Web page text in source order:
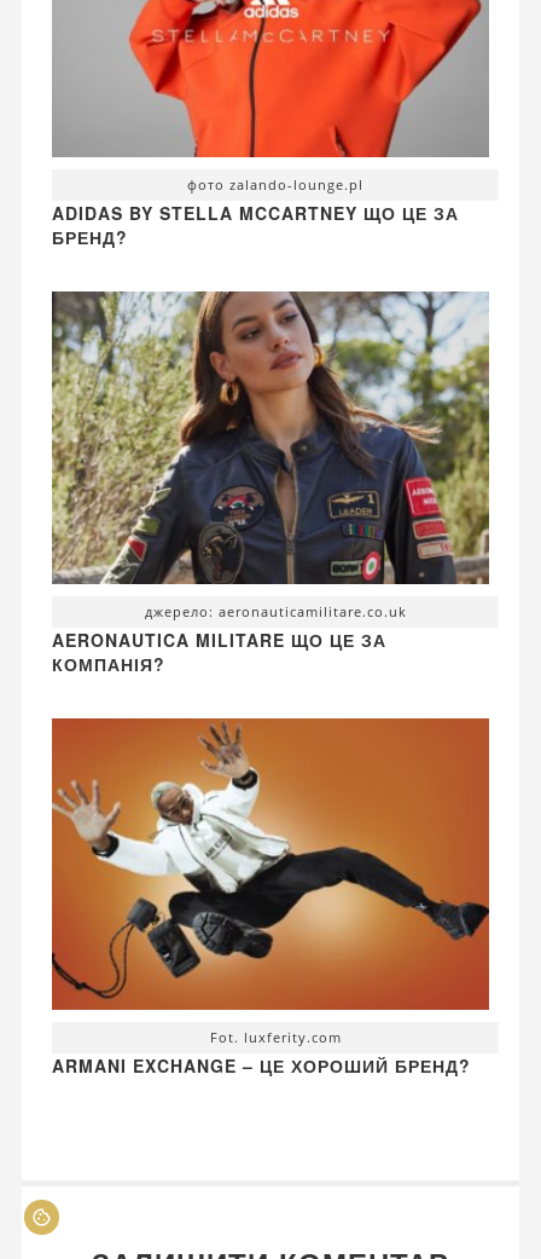
фото zalando-lounge.pl
ADIDAS BY STELLA MCCARTNEY ЩО ЦЕ ЗА
БРЕНД?
джерело: aeronauticamilitare.co.uk
AERONAUTICA MILITARE ЩО ЦЕ ЗА
КОМПАНІЯ?
Fot. luxferity.com
ARMANI EXCHANGE – ЦЕ ХОРОШИЙ БРЕНД?